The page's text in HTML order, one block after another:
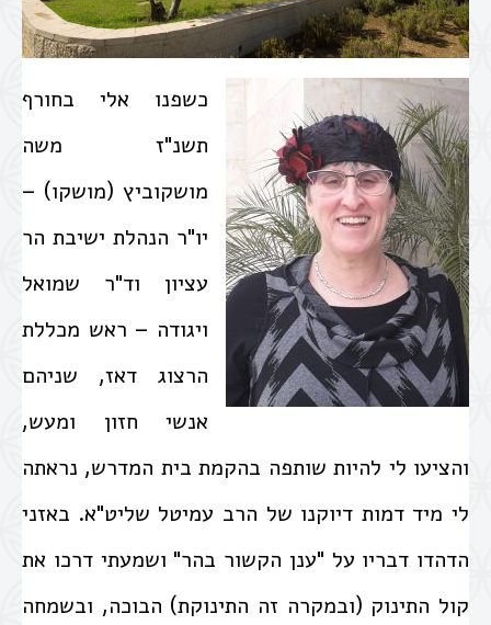
כשפנו אלי בחורף
תשנ"ז משה
מושקוביץ (מושקו) –
יו"ר הנהלת ישיבת הר
עציון וד"ר שמואל
ויגודה – ראש מכללת
הרצוג דאז, שניהם
אנשי חזון ומעש,
והציעו לי להיות שותפה בהקמת בית המדרש, נראתה
לי מיד דמות דיוקנו של הרב עמיטל שליט"א. באזני
הדהדו דבריו על "ענן הקשור בהר" ושמעתי דרכו את
קול התינוק (ובמקרה זה התינוקת) הבוכה, ובשמחה